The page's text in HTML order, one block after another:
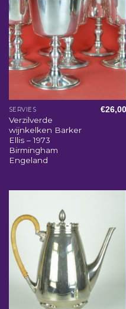
SERVIES
Verzilverde
wijnkelken Barker
Ellis – 1973
Birmingham
Engeland
€26,00